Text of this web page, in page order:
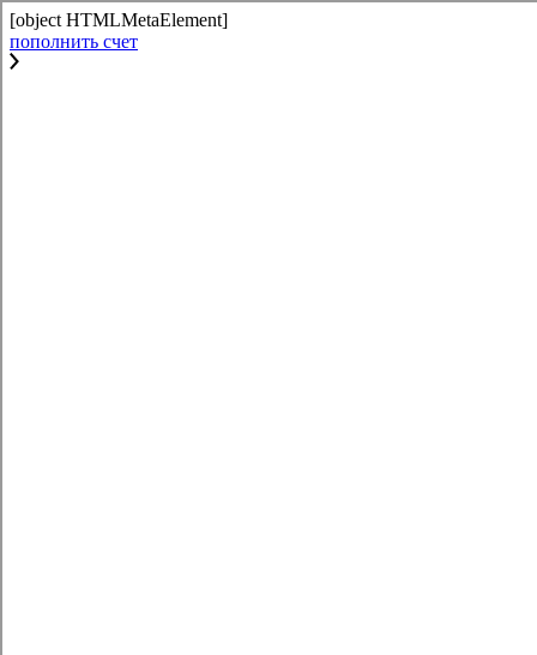
[object HTMLMetaElement]
пополнить счет